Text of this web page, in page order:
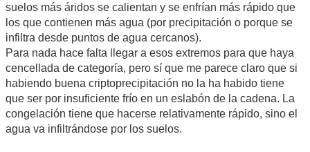
suelos más áridos se calientan y se enfrían más rápido que
los que contienen más agua (por precipitación o porque se
infiltra desde puntos de agua cercanos).
Para nada hace falta llegar a esos extremos para que haya
cencellada de categoría, pero sí que me parece claro que si
habiendo buena criptoprecipitación no la ha habido tiene
que ser por insuficiente frío en un eslabón de la cadena. La
congelación tiene que hacerse relativamente rápido, sino el
agua va infiltrándose por los suelos.